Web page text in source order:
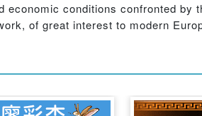
economic conditions confronted
of great interest to modern